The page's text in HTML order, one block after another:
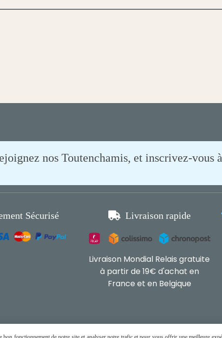
nos Toutenchamis, et inscrivez-vous
Sécurisé  Livraison rapide
Livraison Mondial Relais gratuite
à partir de 19€ d'achat en
France et en Belgique